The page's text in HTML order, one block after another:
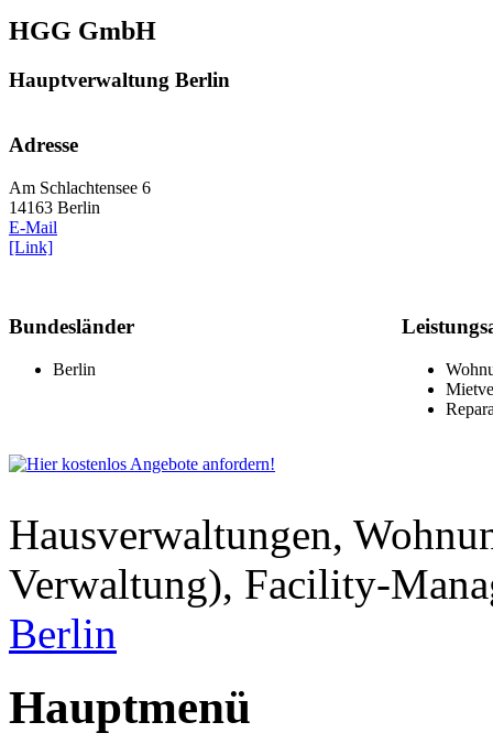
HGG GmbH
Hauptverwaltung Berlin
Adresse
Am Schlachtensee 6
14163 Berlin
E-Mail
[Link]
Bundesländer
Berlin
Hausverwaltungen,
Verwaltung), Facility-
Berlin
Hauptmenü